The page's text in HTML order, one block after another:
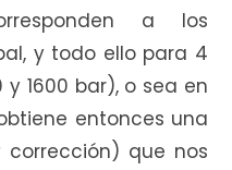
a los
y todo ello para 4
y 1600 bar), o sea en
entonces una
corrección) que nos